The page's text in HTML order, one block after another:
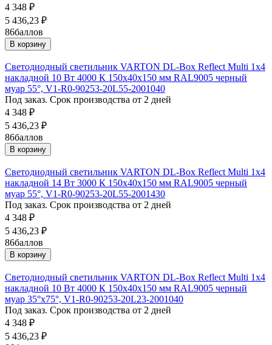
4 348 ₽
5 436,23 ₽
86баллов
В корзину
Светодиодный светильник VARTON DL-Box Reflect Multi 1x4
накладной 10 Вт 4000 К 150х40х150 мм RAL9005 черный
муар 55°, V1-R0-90253-20L55-2001040
Под заказ. Срок производства от 2 дней
4 348 ₽
5 436,23 ₽
86баллов
В корзину
Светодиодный светильник VARTON DL-Box Reflect Multi 1x4
накладной 14 Вт 3000 К 150х40х150 мм RAL9005 черный
муар 55°, V1-R0-90253-20L55-2001430
Под заказ. Срок производства от 2 дней
4 348 ₽
5 436,23 ₽
86баллов
В корзину
Светодиодный светильник VARTON DL-Box Reflect Multi 1x4
накладной 10 Вт 4000 К 150х40х150 мм RAL9005 черный
муар 35°x75°, V1-R0-90253-20L23-2001040
Под заказ. Срок производства от 2 дней
4 348 ₽
5 436,23 ₽